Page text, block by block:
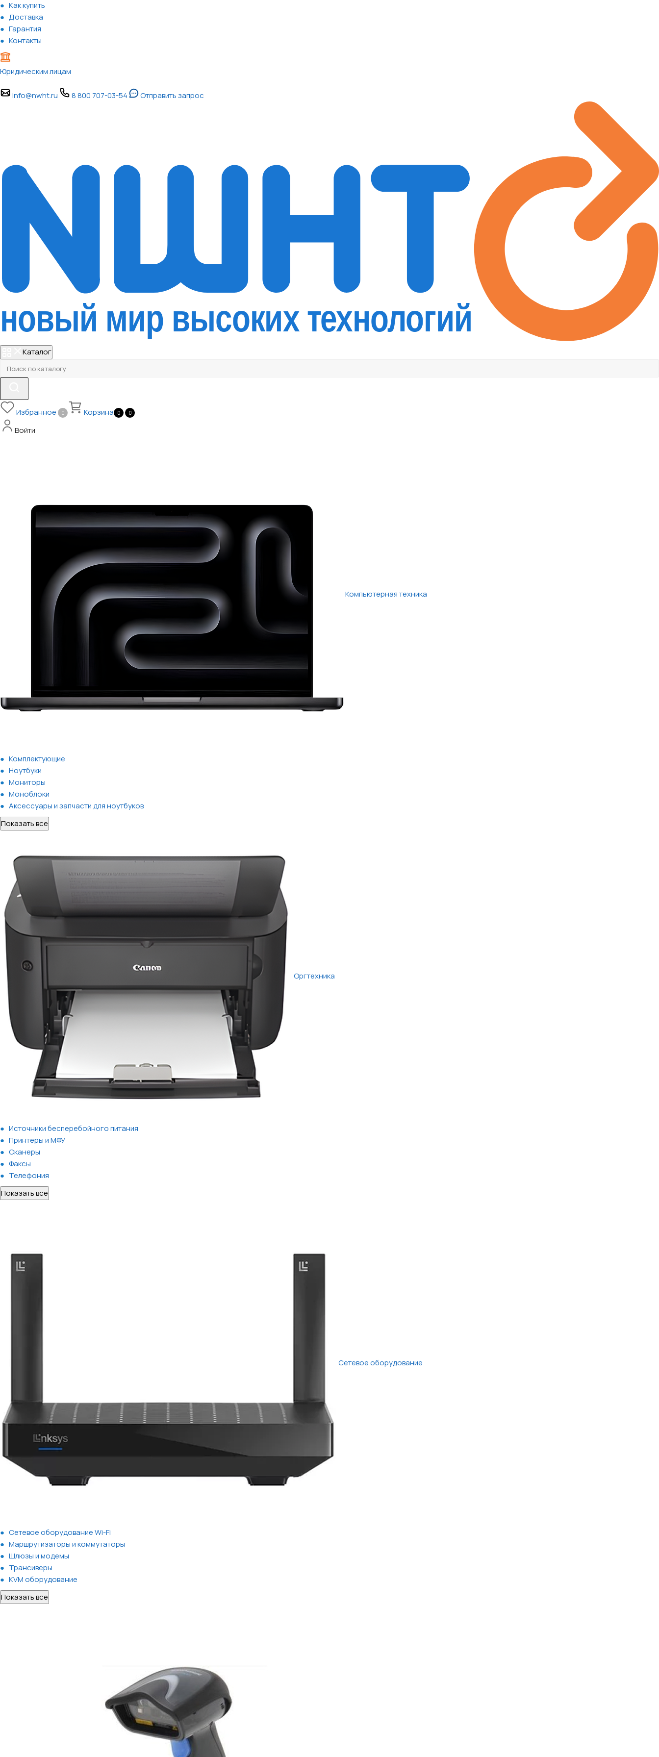
Как купить
Доставка
Гарантия
Контакты
Юридическим лицам
info@nwht.ru 8 800 707-03-54 Отправить запрос
Каталог
Избранное 0 Корзина 0 0
Войти
Компьютерная техника
Комплектующие
Ноутбуки
Мониторы
Моноблоки
Аксессуары и запчасти для ноутбуков
Показать все
Оргтехника
Источники бесперебойного питания
Принтеры и МФУ
Сканеры
Факсы
Телефония
Показать все
Сетевое оборудование
Сетевое оборудование Wi-Fi
Маршрутизаторы и коммутаторы
Шлюзы и модемы
Трансиверы
KVM оборудование
Показать все